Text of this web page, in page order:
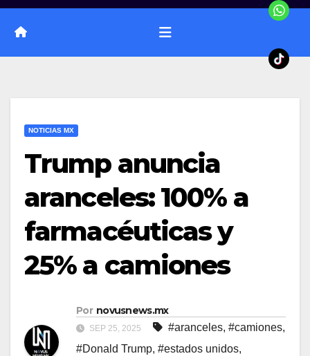
NOTICIAS MX
Trump anuncia
aranceles: 100% a
farmacéuticas y
25% a camiones
Por novusnews.mx
SEP 25, 2025 #aranceles, #camiones,
#Donald Trump, #estados unidos,